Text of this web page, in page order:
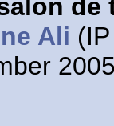
de
Ali